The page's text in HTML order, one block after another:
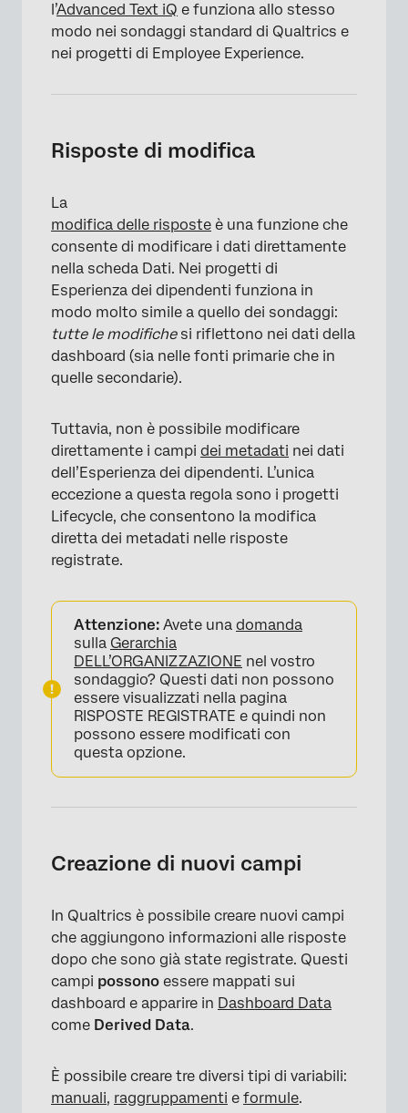
×
×
l’Advanced Text iQ e funziona allo stesso
modo nei sondaggi standard di Qualtrics e
nei progetti di Employee Experience.
Risposte di modifica
La
modifica delle risposte è una funzione che
consente di modificare i dati direttamente
nella scheda Dati. Nei progetti di
Esperienza dei dipendenti funziona in
modo molto simile a quello dei sondaggi:
tutte le modifichesi riflettono nei dati della
dashboard (sia nelle fonti primarie che in
quelle secondarie).
Tuttavia, non è possibile modificare
direttamente i campi dei metadati nei dati
dell’Esperienza dei dipendenti. L’unica
eccezione a questa regola sono i progetti
Lifecycle, che consentono la modifica
diretta dei metadati nelle risposte
registrate.
Attenzione: Avete una domanda
sulla Gerarchia
DELL’ORGANIZZAZIONE nel vostro
sondaggio? Questi dati non possono
essere visualizzati nella pagina
RISPOSTE REGISTRATE e quindi non
possono essere modificati con
questa opzione.
Creazione di nuovi campi
In Qualtrics è possibile creare nuovi campi
che aggiungono informazioni alle risposte
dopo che sono già state registrate. Questi
campi possono essere mappati sui
dashboard e apparire in Dashboard Data
come Derived Data.
È possibile creare tre diversi tipi di variabili:
manuali, raggruppamenti e formule.